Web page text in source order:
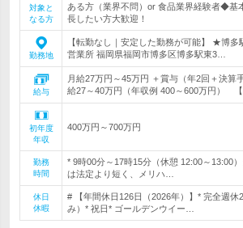
対象と
なる方
ある方（業界不問）or 食品業界経験者◆基
長したい方大歓迎！
勤務地
【転勤なし｜安定した勤務が可能】 ★博多
営業所 福岡県福岡市博多区博多駅東3…
給与
月給27万円～45万円 ＋賞与（年2回＋決
給27～40万円（年収例 400～600万円）
初年度
年収
400万円～700万円
勤務
時間
* 9時00分～17時15分（休憩 12:00～13:00
は法定より短く、メリハ…
休日
休暇
# 【年間休日126日（2026年）】* 完全週休
み）* 祝日* ゴールデンウイー…